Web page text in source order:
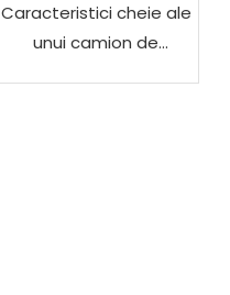
Caracteristici cheie ale
unui camion de